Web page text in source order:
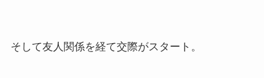
顔画像！元嫁との離婚理由や
そして友人関係を経て交際がスタート。